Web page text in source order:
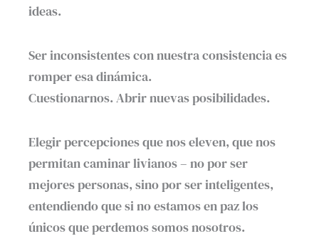
ideas.
Ser inconsistentes con nuestra consistencia es
romper esa dinámica.
Cuestionarnos. Abrir nuevas posibilidades.
Elegir percepciones que nos eleven, que nos
permitan caminar livianos – no por ser
mejores personas, sino por ser inteligentes,
entendiendo que si no estamos en paz los
únicos que perdemos somos nosotros.